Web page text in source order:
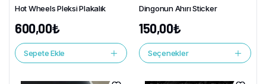
Hot Wheels Pleksi Plakalık
600,00₺
Sepete Ekle
Dingonun Ahırı Sticker
150,00₺
Seçenekler